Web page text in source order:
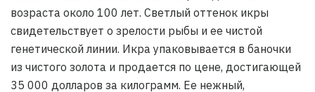
возраста около 100 лет. Светлый оттенок икры
свидетельствует о зрелости рыбы и ее чистой
генетической линии. Икра упаковывается в баночки
из чистого золота и продается по цене, достигающей
35 000 долларов за килограмм. Ее нежный,